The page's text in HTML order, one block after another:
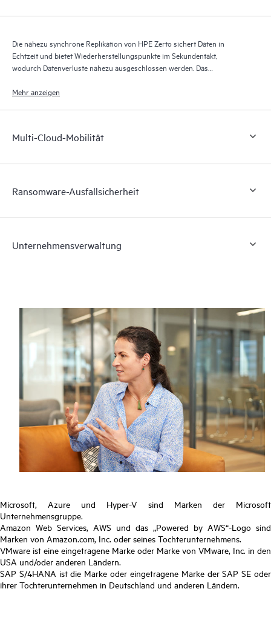
Die nahezu synchrone Replikation von HPE Zerto sichert Daten in
Echtzeit und bietet Wiederherstellungspunkte im Sekundentakt,
wodurch Datenverluste nahezu ausgeschlossen werden. Das
Tausende von Wiederherstellungspunkten und ermöglicht so eine
Mehr anzeigen
Multi-Cloud-Mobilität
Ransomware-Ausfallsicherheit
Unternehmensverwaltung
Microsoft, Azure und Hyper-V sind Marken der Microsoft
Unternehmensgruppe.
Amazon Web Services, AWS und das „Powered by AWS“-Logo sind
Marken von Amazon.com, Inc. oder seines Tochterunternehmens.
VMware ist eine eingetragene Marke oder Marke von VMware, Inc. in den
USA und/oder anderen Ländern.
SAP S/4HANA ist die Marke oder eingetragene Marke der SAP SE oder
ihrer Tochterunternehmen in Deutschland und anderen Ländern.